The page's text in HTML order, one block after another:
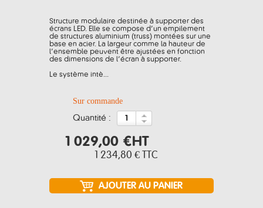
Structure modulaire destinée à supporter des
écrans LED. Elle se compose d’un empilement
de structures aluminium (truss) montées sur une
base en acier. La largeur comme la hauteur de
l’ensemble peuvent être ajustées en fonction
des dimensions de l’écran à supporter.
Le système intè...
Sur commande
quantité :
1 029,00 €HT
1 234,80 € TTC